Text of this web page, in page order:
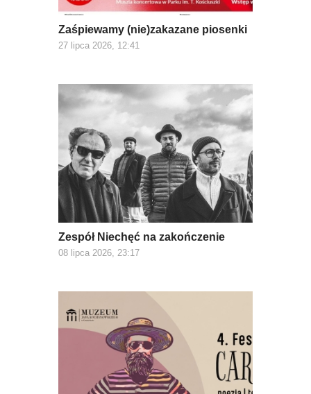
Zaśpiewamy (nie)zakazane piosenki
27 lipca 2026, 12:41
Zespół Niechęć na zakończenie
08 lipca 2026, 23:17